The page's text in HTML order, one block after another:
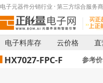
电子元器件分销行业 · 第三方综合服务商
电子料库存 云价格
HX7027-FPC-F 参考